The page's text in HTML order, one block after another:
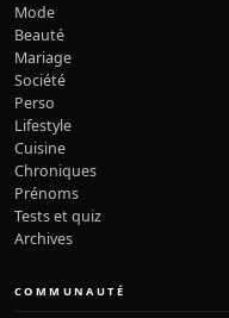
Mode
Beauté
Mariage
Société
Perso
Lifestyle
Cuisine
Chroniques
Prénoms
Tests et quiz
Archives
COMMUNAUTÉ